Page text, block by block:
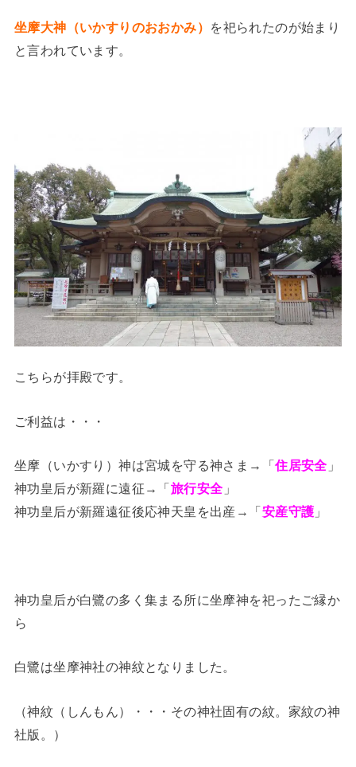
坐摩大神（いかすりのおおかみ）
を祀られたのが始まり
と言われています。
こちらが拝殿です。
ご利益は・・・
坐摩（いかすり）神は宮城を守る神さま→「住居安全 」
神功皇后が新羅に遠征→「旅行安全 」
神功皇后が新羅遠征後応神天皇を出産→「安産守護 」
神功皇后が白鷺の多く集まる所に坐摩神を祀ったご縁か
ら
白鷺は坐摩神社の神紋となりました。
（神紋（しんもん）・・・その神社固有の紋。家紋の神
社版。）